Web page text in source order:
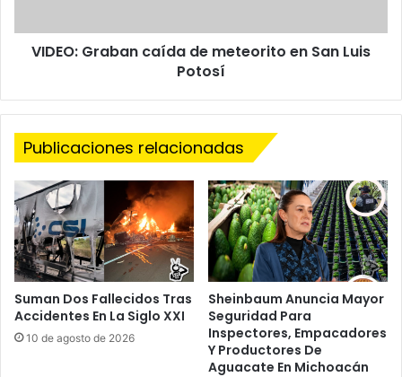
s
O
l
í
m
p
i
c
o
s
a
d
a
d
e
m
e
t
e
o
r
VIDEO: Graban caída de meteorito en San Luis
Potosí
Publicaciones relacionadas
Suman Dos Fallecidos Tras
Accidentes En La Siglo XXI
10 de agosto de 2026
Sheinbaum Anuncia Mayor
Seguridad Para
Inspectores, Empacadores
Y Productores De
Aguacate En Michoacán